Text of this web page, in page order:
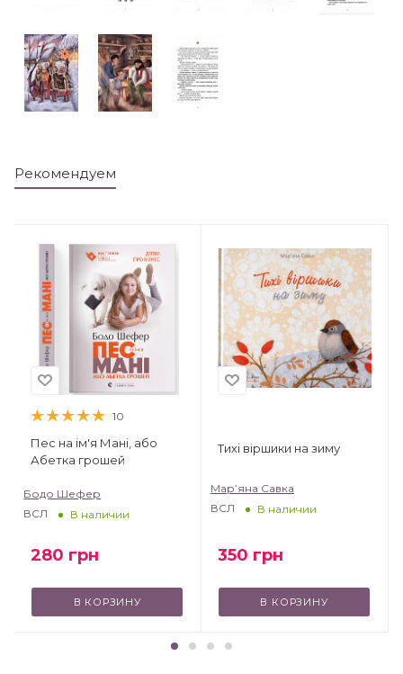
Рекомендуем
10
Пес на ім'я Мані, або
Абетка грошей
Бодо Шефер
ВСЛ
В наличии
280 грн
В КОРЗИНУ
Тихі віршики на зиму
Мар’яна Савка
ВСЛ
В наличии
350 грн
В КОРЗИНУ